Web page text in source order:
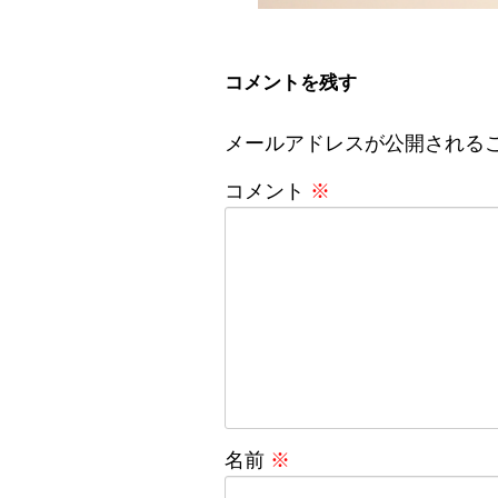
コメントを残す
メールアドレスが公開される
コメント ※
名前 ※